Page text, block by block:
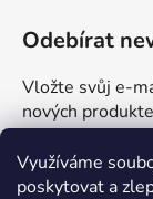
Využíváme
poskytovat a
Odebírat
Vložte svůj e-
nových
E-mail